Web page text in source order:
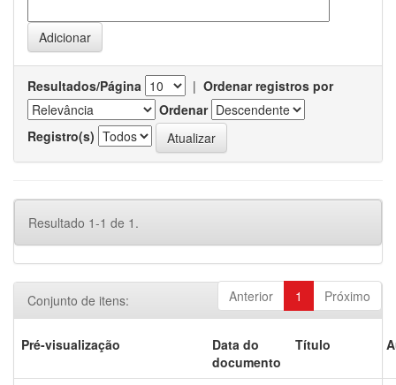
Resultados/Página | Ordenar registros por
Ordenar
Registro(s)
Resultado 1-1 de 1.
Anterior 1 Próximo
Conjunto de itens:
Pré-visualização
Data do
documento
Título